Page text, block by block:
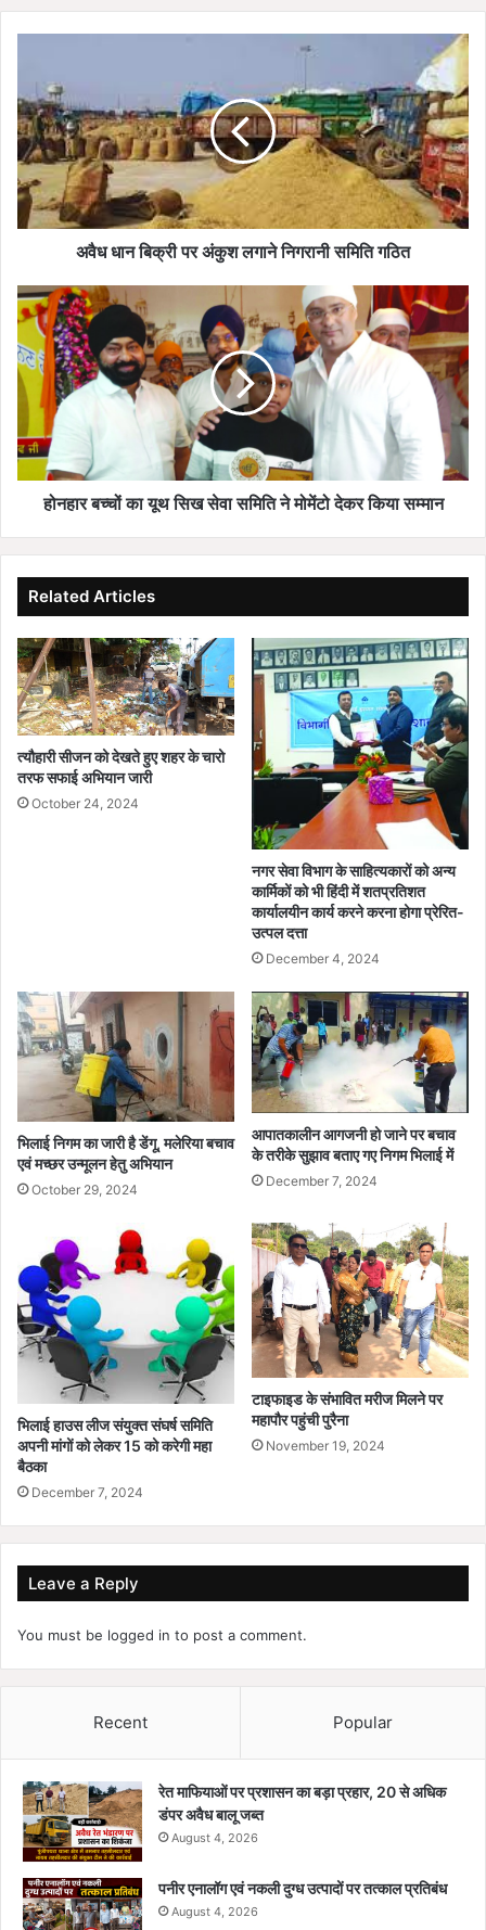
पर
अंकुश
लगाने
निगरानी
समिति
गठित
अवैध धान बिक्री पर अंकुश लगाने निगरानी समिति गठित
होनहार
बच्चों
का
यूथ
सिख
सेवा
समिति
ने
मोमेंटो
होनहार बच्चों का यूथ सिख सेवा समिति ने मोमेंटो देकर किया सम्मान
Related Articles
त्यौहारी सीजन को देखते हुए शहर के चारो
तरफ सफाई अभियान जारी
October 24, 2024
नगर सेवा विभाग के साहित्यकारों को अन्य
कार्मिकों को भी हिंदी में शतप्रतिशत
कार्यालयीन कार्य करने करना होगा प्रेरित-
उत्पल दत्ता
December 4, 2024
भिलाई निगम का जारी है डेंगू, मलेरिया बचाव
एवं मच्छर उन्मूलन हेतु अभियान
October 29, 2024
आपातकालीन आगजनी हो जाने पर बचाव
के तरीके सुझाव बताए गए निगम भिलाई में
December 7, 2024
भिलाई हाउस लीज संयुक्त संघर्ष समिति
अपनी मांगों को लेकर 15 को करेगी महा
बैठका
December 7, 2024
टाइफाइड के संभावित मरीज मिलने पर
महापौर पहुंची पुरैना
November 19, 2024
Leave a Reply
You must be logged in to post a comment.
Recent Popular
रेत माफियाओं पर प्रशासन का बड़ा प्रहार, 20 से अधिक
डंपर अवैध बालू जब्त
August 4, 2026
पनीर एनालॉग एवं नकली दुग्ध उत्पादों पर तत्काल प्रतिबंध
August 4, 2026